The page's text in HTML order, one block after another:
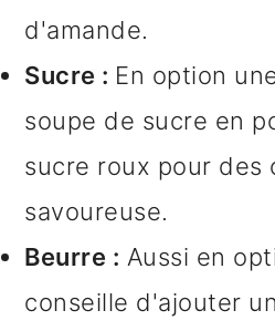
d'amande.
Sucre : En option
soupe de sucre en
sucre roux pour des
savoureuse.
Beurre : Aussi en
conseille d'ajouter